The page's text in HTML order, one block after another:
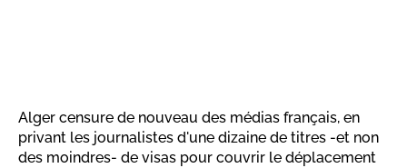
Alger censure de nouveau des médias français, en
privant les journalistes d'une dizaine de titres -et non
des moindres- de visas pour couvrir le déplacement